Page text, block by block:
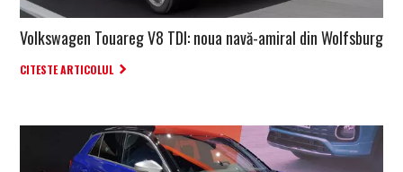
Volkswagen Touareg V8 TDI: noua navă-amiral din Wolfsburg
CITESTE ARTICOLUL